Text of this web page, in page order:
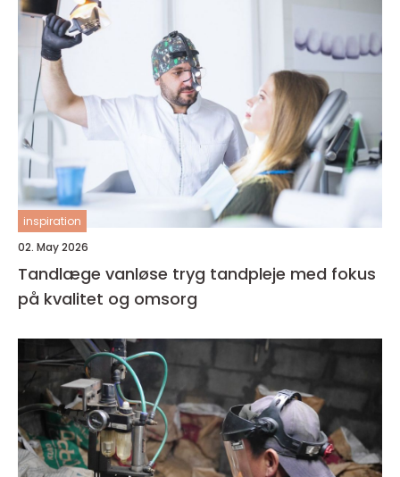
inspiration
02. May 2026
Tandlæge vanløse tryg tandpleje med fokus
på kvalitet og omsorg